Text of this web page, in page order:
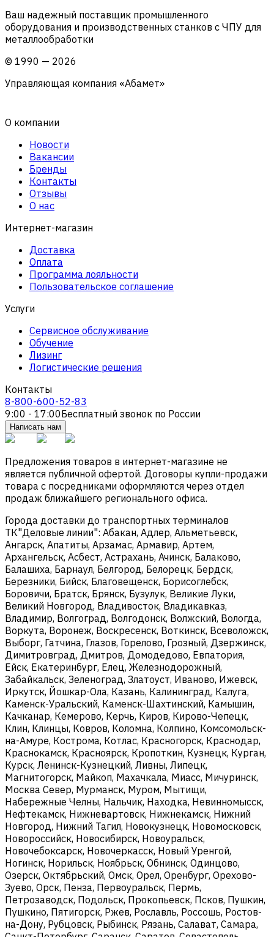
Ваш надежный поставщик промышленного
оборудования и производственных станков с ЧПУ для
металлообработки
© 1990 — 2026
Управляющая компания «Абамет»
О компании
Новости
Вакансии
Бренды
Контакты
Отзывы
О нас
Интернет-магазин
Доставка
Оплата
Программа лояльности
Пользовательское соглашение
Услуги
Сервисное обслуживание
Обучение
Лизинг
Логистические решения
Контакты
8-800-600-52-83
9:00 - 17:00Бесплатный звонок по России
Написать нам
Предложения товаров в интернет-магазине не
является публичной офертой. Договоры купли-продажи
товара с посредниками оформляются через отдел
продаж ближайшего регионального офиса.
Города доставки до транспортных терминалов
ТК"Деловые линии": Абакан, Адлер, Альметьевск,
Ангарск, Апатиты, Арзамас, Армавир, Артем,
Архангельск, Асбест, Астрахань, Ачинск, Балаково,
Балашиха, Барнаул, Белгород, Белорецк, Бердск,
Березники, Бийск, Благовещенск, Борисоглебск,
Боровичи, Братск, Брянск, Бузулук, Великие Луки,
Великий Новгород, Владивосток, Владикавказ,
Владимир, Волгоград, Волгодонск, Волжский, Вологда,
Воркута, Воронеж, Воскресенск, Воткинск, Всеволожск,
Выборг, Гатчина, Глазов, Горелово, Грозный, Дзержинск,
Димитровград, Дмитров, Домодедово, Евпатория,
Ейск, Екатеринбург, Елец, Железнодорожный,
Забайкальск, Зеленоград, Златоуст, Иваново, Ижевск,
Иркутск, Йошкар-Ола, Казань, Калининград, Калуга,
Каменск-Уральский, Каменск-Шахтинский, Камышин,
Качканар, Кемерово, Керчь, Киров, Кирово-Чепецк,
Клин, Клинцы, Ковров, Коломна, Колпино, Комсомольск-
на-Амуре, Кострома, Котлас, Красногорск, Краснодар,
Краснокамск, Красноярск, Кропоткин, Кузнецк, Курган,
Курск, Ленинск-Кузнецкий, Ливны, Липецк,
Магнитогорск, Майкоп, Махачкала, Миасс, Мичуринск,
Москва Север, Мурманск, Муром, Мытищи,
Набережные Челны, Нальчик, Находка, Невинномысск,
Нефтекамск, Нижневартовск, Нижнекамск, Нижний
Новгород, Нижний Тагил, Новокузнецк, Новомосковск,
Новороссийск, Новосибирск, Новоуральск,
Новочебоксарск, Новочеркасск, Новый Уренгой,
Ногинск, Норильск, Ноябрьск, Обнинск, Одинцово,
Озерск, Октябрьский, Омск, Орел, Оренбург, Орехово-
Зуево, Орск, Пенза, Первоуральск, Пермь,
Петрозаводск, Подольск, Прокопьевск, Псков, Пушкин,
Пушкино, Пятигорск, Ржев, Рославль, Россошь, Ростов-
на-Дону, Рубцовск, Рыбинск, Рязань, Салават, Самара,